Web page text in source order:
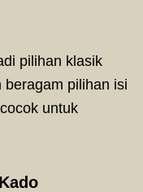
pilihan klasik
pilihan isi
untuk